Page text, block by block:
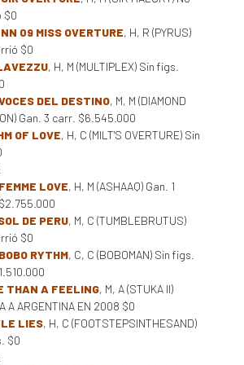
$0
NN 09 MISS OVERTURE, H, R (PYRUS)
$0
, H, M (MULTIPLEX) Sin figs.
DEL DESTINO, M, M (DIAMOND
Gan. 3 carr. $6.545.000
OF LOVE, H, C (MILT'S OVERTURE) Sin
FEMME LOVE, H, M (ASHAAQ) Gan. 1
DE PERU, M, C (TUMBLEBRUTUS)
$0
BOBO RYTHM, C, C (BOBOMAN) Sin figs.
THAN A FEELING, M, A (STUKA II)
A ARGENTINA EN 2008 $0
LIES, H, C (FOOTSTEPSINTHESAND)
$0